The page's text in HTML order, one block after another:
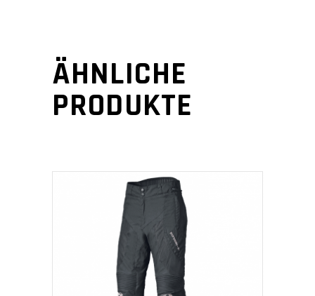
ÄHNLICHE
PRODUKTE